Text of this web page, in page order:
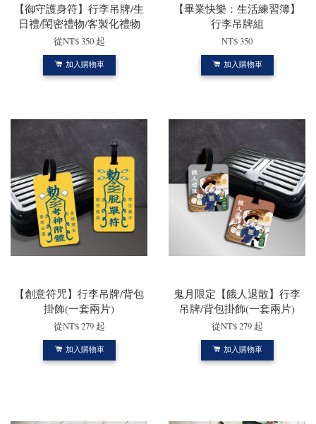
【御守護身符】行李吊牌/生
日禮/閨密禮物/客製化禮物
從NT$ 350 起
加入購物車
【畢業快樂：生活練習簿】
行李吊牌組
NT$ 350
加入購物車
【創意符咒】行李吊牌/背包
掛飾(一套兩片)
從NT$ 279 起
加入購物車
鬼月限定【餓人退散】行李
吊牌/背包掛飾(一套兩片)
從NT$ 279 起
加入購物車